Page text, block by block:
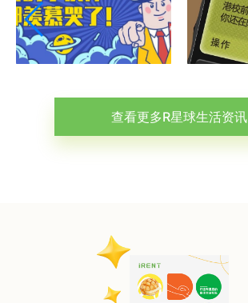
查看更多R星球生活资讯